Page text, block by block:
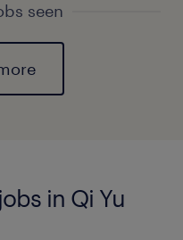
seen
in Qi Yu